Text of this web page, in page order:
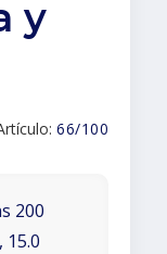
y
66/100
200